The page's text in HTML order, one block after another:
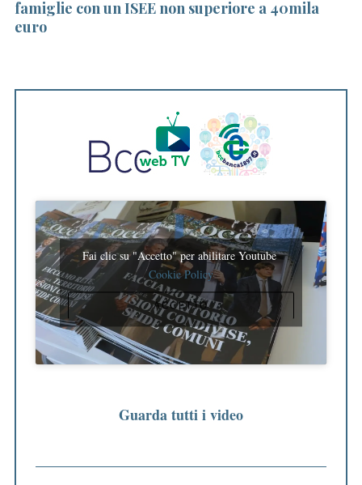
famiglie con un ISEE non superiore a 40mila
euro
Fai clic su "Accetto" per abilitare Youtube
Cookie Policy
ACCETTO
Guarda tutti i video